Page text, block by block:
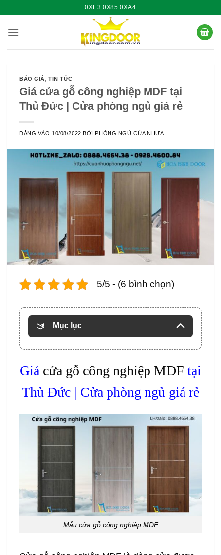
nội
0XE3 0X85 0XA4
BÁO GIÁ,TIN TỨC
Giá cửa gỗ công nghiệp MDF tại
Thủ Đức | Cửa phòng ngủ giá rẻ
ĐĂNG VÀO 10/08/2022 BỞIPHÒNG NGỦ CỬA NHỰA
5/5 - (6 bình chọn)
Mục lục
Giá cửa gỗ công nghiệp MDF tại
Thủ Đức | Cửa phòng ngủ giá rẻ
Mẫu cửa gỗ công nghiệp MDF